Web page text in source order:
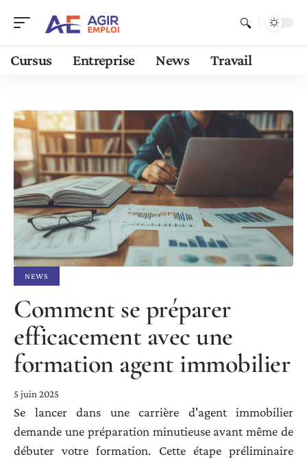
Cursus Entreprise News Travail
NEWS
Comment se préparer
efficacement avec une
formation agent immobilier
5 juin 2025
Se lancer dans une carrière d'agent immobilier
demande une préparation minutieuse avant même de
débuter votre formation. Cette étape préliminaire